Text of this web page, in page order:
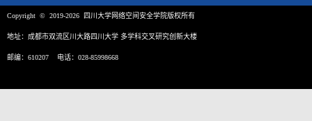
Copyright © 2019-2026 四川大学网络空间安全学院版权所有
地址：成都市双流区川大路四川大学 多学科交叉研究创新大楼
邮编：610207 电话：028-85998668